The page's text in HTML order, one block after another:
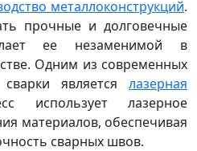
металлоконструкций.
прочные и долговечные
ее незаменимой в
Одним из современных
является лазерная
использует лазерное
материалов, обеспечивая
сварных швов.